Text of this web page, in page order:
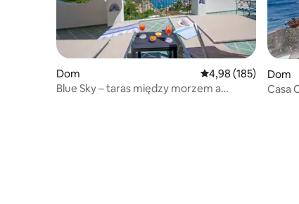
Dom Średnia ocena: 4,98
4,98 (185)
Blue Sky – taras między morzem a
Dom
Casa